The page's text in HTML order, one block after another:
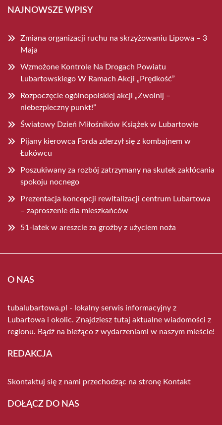
NAJNOWSZE WPISY
Zmiana organizacji ruchu na skrzyżowaniu Lipowa – 3
Maja
Wzmożone Kontrole Na Drogach Powiatu
Lubartowskiego W Ramach Akcji „Prędkość”
Rozpoczęcie ogólnopolskiej akcji „Zwolnij –
niebezpieczny punkt!”
Światowy Dzień Miłośników Książek w Lubartowie
Pijany kierowca Forda zderzył się z kombajnem w
Łukówcu
Poszukiwany za rozbój zatrzymany na skutek zakłócania
spokoju nocnego
Prezentacja koncepcji rewitalizacji centrum Lubartowa
– zaproszenie dla mieszkańców
51-latek w areszcie za groźby z użyciem noża
O NAS
tubalubartowa.pl - lokalny serwis informacyjny z
Lubartowa i okolic. Znajdziesz tutaj aktualne wiadomości z
regionu. Bądź na bieżąco z wydarzeniami w naszym mieście!
REDAKCJA
Skontaktuj się z nami przechodząc na stronę Kontakt
DOŁĄCZ DO NAS